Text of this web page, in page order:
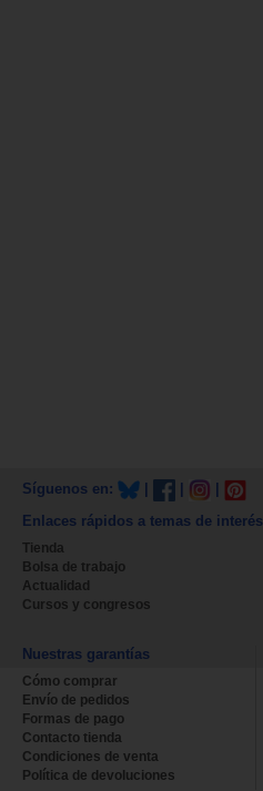
Síguenos en:
Enlaces rápidos a temas de interés
Tienda
Bolsa de trabajo
Actualidad
Cursos y congresos
Nuestras garantías
Cómo comprar
Envío de pedidos
Formas de pago
Contacto tienda
Condiciones de venta
Política de devoluciones